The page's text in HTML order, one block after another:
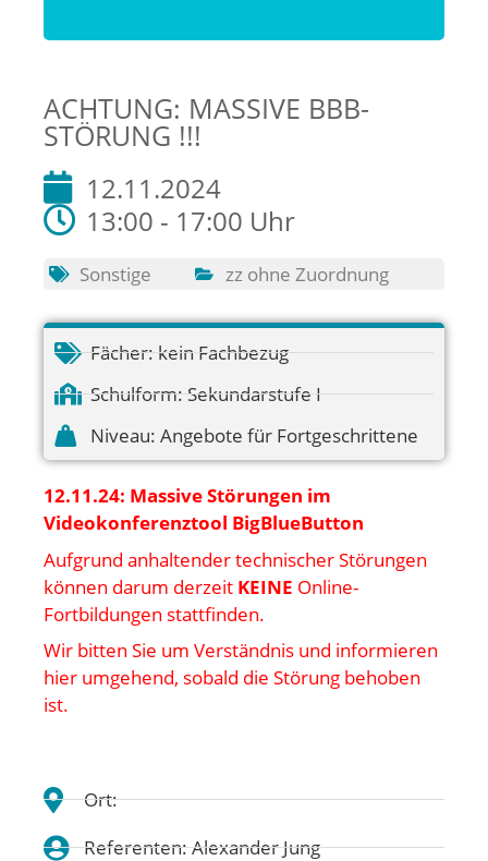
ACHTUNG: MASSIVE BBB-
STÖRUNG !!!
12.11.2024
13:00 - 17:00 Uhr
Sonstige zz ohne Zuordnung
Fächer: kein Fachbezug
Schulform: Sekundarstufe I
Niveau: Angebote für Fortgeschrittene
12.11.24: Massive Störungen im
Videokonferenztool BigBlueButton
Aufgrund anhaltender technischer Störungen
können darum derzeit KEINE Online-
Fortbildungen stattfinden.
Wir bitten Sie um Verständnis und informieren
hier umgehend, sobald die Störung behoben
ist.
Ort:
Referenten: Alexander Jung